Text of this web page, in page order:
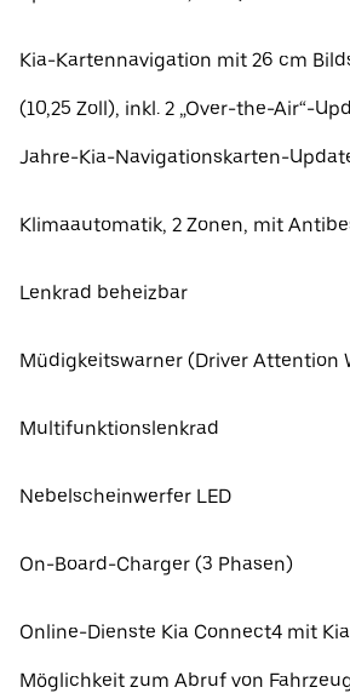
Kia-Kartennavigation mit 26 cm
(10,25 Zoll), inkl. 2 „Over-the-Air“-
Jahre-Kia-Navigationskarten-
Klimaautomatik, 2 Zonen, mit
Lenkrad beheizbar
Müdigkeitswarner (Driver Attention
Multifunktionslenkrad
Nebelscheinwerfer LED
On-Board-Charger (3 Phasen)
Online-Dienste Kia Connect4 mit
Möglichkeit zum Abruf von